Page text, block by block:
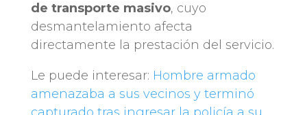
de transporte masivo, cuyo
desmantelamiento afecta
directamente la prestación del servicio.
Le puede interesar: Hombre armado
amenazaba a sus vecinos y terminó